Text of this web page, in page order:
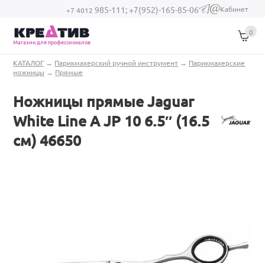
Перейти к основному содержанию
+7 4012 985-111;+7(952)-165-85-06
(link sends e-
Кабинет
Магазин для профессионалов
0
Вы здесь
КАТАЛОГ → Парикмахерский ручной инструмент → Парикмахерские
ножницы → Прямые
Ножницы прямые Jaguar
White Line A JP 10 6.5″ (16.5
см) 46650